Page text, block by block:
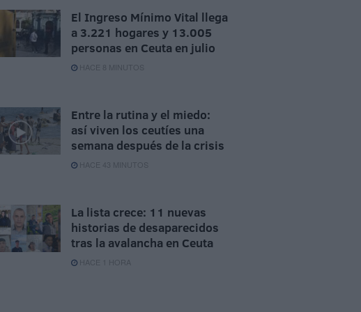
El Ingreso Mínimo Vital llega
a 3.221 hogares y 13.005
personas en Ceuta en julio
HACE 8 MINUTOS
Entre la rutina y el miedo:
así viven los ceutíes una
semana después de la crisis
HACE 43 MINUTOS
La lista crece: 11 nuevas
historias de desaparecidos
tras la avalancha en Ceuta
HACE 1 HORA